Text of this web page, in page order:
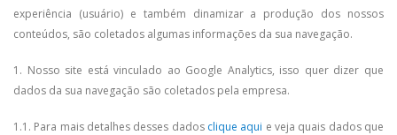
experiência (usuário) e também dinamizar a produção dos nossos
conteúdos, são coletados algumas informações da sua navegação.
1. Nosso site está vinculado ao Google Analytics, isso quer dizer que
dados da sua navegação são coletados pela empresa.
1.1. Para mais detalhes desses dados clique aqui e veja quais dados que